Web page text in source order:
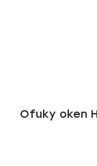
Ofuky oken